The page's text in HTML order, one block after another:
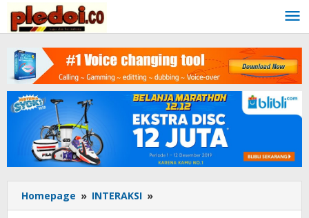
content
Homepage » INTERAKSI »
Kota